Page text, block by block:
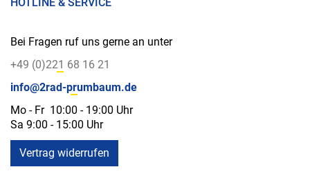
Bei Fragen ruf uns gerne an unter
+49 (0)221 68 16 21
info@2rad-prumbaum.de
Mo - Fr 10:00 - 19:00 Uhr
Sa 9:00 - 15:00 Uhr
Vertrag widerrufen